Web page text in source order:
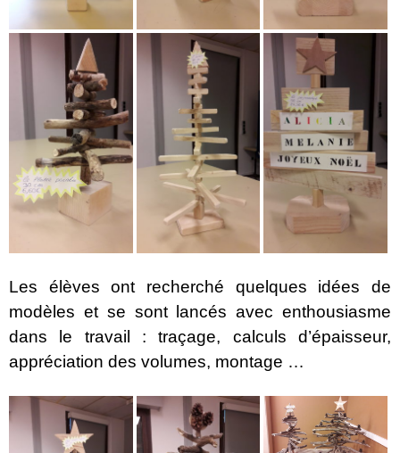
Les élèves ont recherché quelques idées de
modèles et se sont lancés avec enthousiasme
dans le travail : traçage, calculs d’épaisseur,
appréciation des volumes, montage …